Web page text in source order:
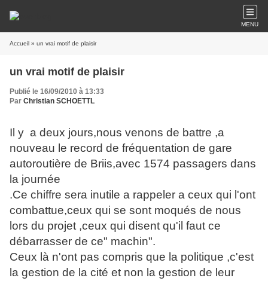
MENU
Accueil » un vrai motif de plaisir
un vrai motif de plaisir
Publié le 16/09/2010 à 13:33
Par Christian SCHOETTL
Il y a deux jours,nous venons de battre ,a
nouveau le record de fréquentation de gare
autoroutière de Briis,avec 1574 passagers dans
la journée
.Ce chiffre sera inutile a rappeler a ceux qui l'ont
combattue,ceux qui se sont moqués de nous
lors du projet ,ceux qui disent qu'il faut ce
débarrasser de ce" machin".
Ceux là n'ont pas compris que la politique ,c'est
la gestion de la cité et non la gestion de leur